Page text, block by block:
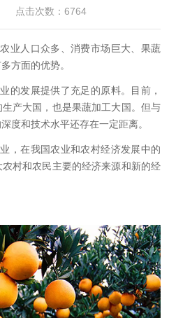
点击次数：6764
人口众多、消费市场巨大、果蔬
方面的优势。
发展提供了充足的原料。目前，
产大国，也是果蔬加工大国。但与
度和技术水平还存在一定距离。
在我国农业和农村经济发展中的
村和农民主要的经济来源和新的经